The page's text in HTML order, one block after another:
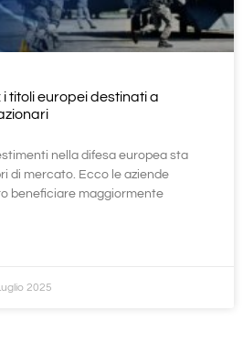
i titoli europei destinati a
nella difesa europea sta
di mercato. Ecco le aziende
beneficiare maggiormente
2025